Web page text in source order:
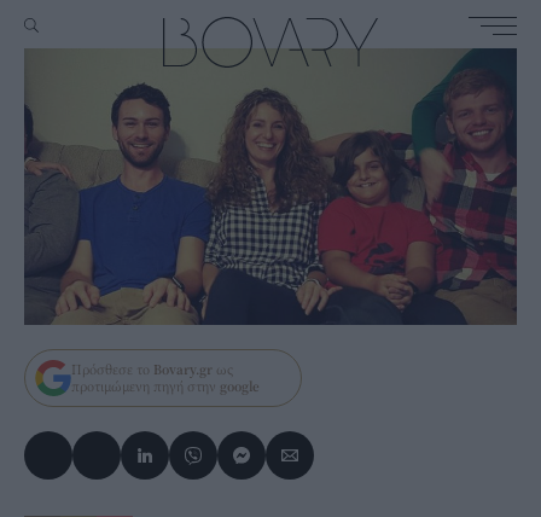
Πρόσθεσε το Bovary.gr ως
προτιμώμενη πηγή στην google